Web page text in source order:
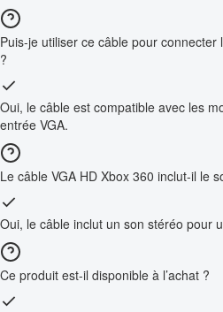
Puis-je utiliser ce câble pour
?
Oui, le câble est compatible avec les
entrée VGA.
Le câble VGA HD Xbox 360 inclut-il le
Oui, le câble inclut un son stéréo pour
Ce produit est-il disponible à l’achat ?